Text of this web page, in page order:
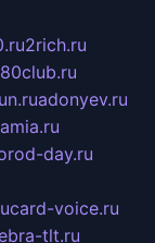
2rich.ru
adonyev.ru
day.ru
card-voice.ru
tlt.ru